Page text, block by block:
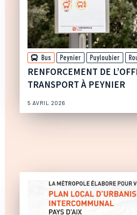
Bus Peynier Puyloubier
RENFORCEMENT DE
TRANSPORT À PEYNIER
5 AVRIL 2026